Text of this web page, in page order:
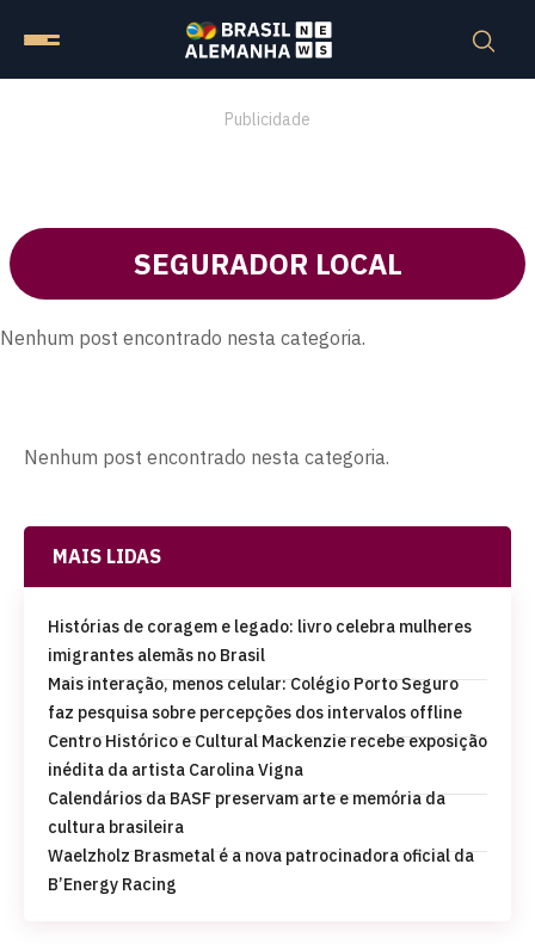
Publicidade
SEGURADOR LOCAL
Nenhum post encontrado nesta categoria.
Nenhum post encontrado nesta categoria.
MAIS LIDAS
Histórias de coragem e legado: livro celebra mulheres
imigrantes alemãs no Brasil
Mais interação, menos celular: Colégio Porto Seguro
faz pesquisa sobre percepções dos intervalos offline
Centro Histórico e Cultural Mackenzie recebe exposição
inédita da artista Carolina Vigna
Calendários da BASF preservam arte e memória da
cultura brasileira
Waelzholz Brasmetal é a nova patrocinadora oficial da
B’Energy Racing